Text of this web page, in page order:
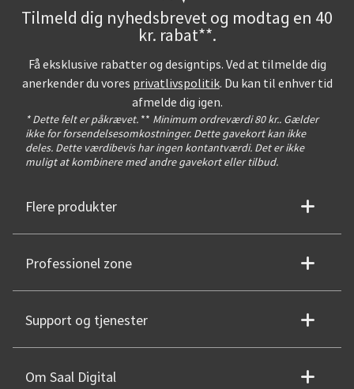
Tilmeld dig nyhedsbrevet og modtag en 40
kr. rabat**.
Få eksklusive rabatter og designtips. Ved at tilmelde dig
anerkender du vores privatlivspolitik. Du kan til enhver tid
afmelde dig igen.
* Dette felt er påkrævet. ** Minimum ordreværdi 80 kr.. Gælder
ikke for forsendelsesomkostninger. Dette gavekort kan ikke
deles. Dette værdibevis har ingen kontantværdi. Det er ikke
muligt at kombinere med andre gavekort eller tilbud.
Flere produkter
Professionel zone
Support og tjenester
Om Saal Digital